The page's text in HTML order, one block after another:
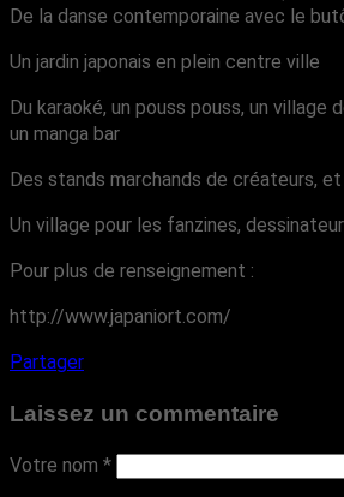
De la danse contemporaine avec le
Un jardin japonais en plein centre ville
Du karaoké, un pouss pouss, un
un manga bar
Des stands marchands de créateurs,
Un village pour les fanzines,
Pour plus de renseignement :
http://www.japaniort.com/
Partager
Laissez un commentaire
Votre nom *